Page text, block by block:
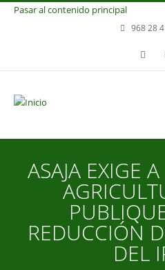
Pasar al contenido principal
968 28
ASAJA EXIGE
REDUCCIÓN
DEL